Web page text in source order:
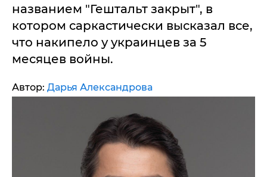
названием "Гештальт закрыт", в
котором саркастически высказал все,
что накипело у украинцев за 5
месяцев войны.
Автор: Дарья Александрова